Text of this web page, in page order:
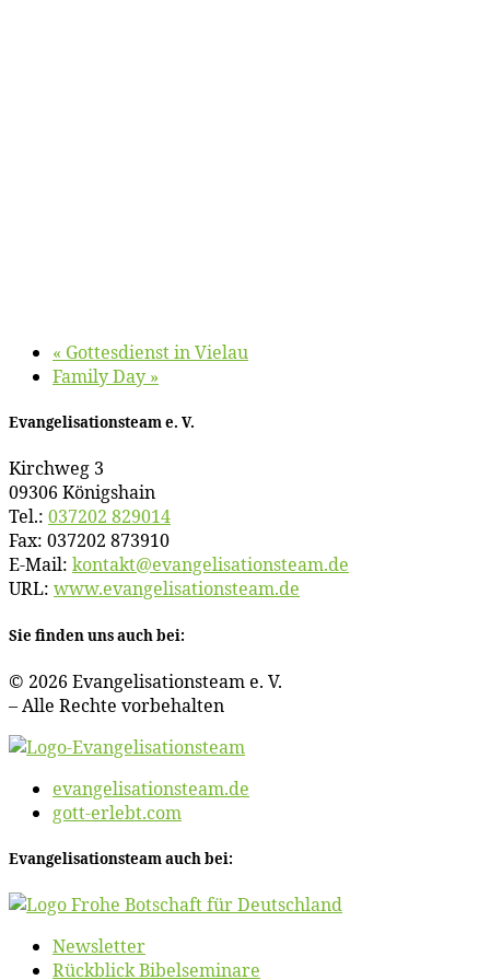
« Got­tes­dienst in Vielau
Fa­mi­ly Day »
Evan­ge­li­sa­ti­ons­team e. V.
Kirch­weg 3
09306 Königshain
Tel.: 037202 829014
Fax: 037202 873910
E‑Mail: kontakt@​evangelisationsteam.​de
URL: www​.evan​ge​li​sa​ti​ons​team​.de
Sie fin­den uns auch bei:
© 2026 Evan­ge­li­sa­ti­ons­team e. V.
– Al­le Rech­te vorbehalten
evangelisationsteam.de
gott-erlebt.com
Evan­ge­li­sa­ti­ons­team auch bei:
News­let­ter
Rück­blick Bibelseminare